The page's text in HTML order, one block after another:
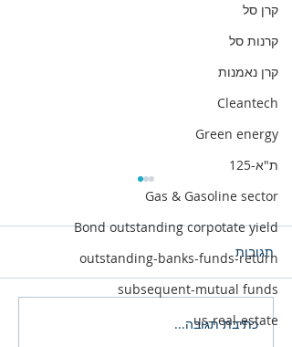
קרן סל
קרנות סל
קרן נאמנות
Cleantech
Green energy
ת"א-125
Gas & Gasoline sector
Bond outstanding corpotate yield
outstanding-banks-funds-return
subsequent-mutual funds
us-real-estate40 קרנות מצטיינות תשואה
תגובות
כתיבת תגובה...